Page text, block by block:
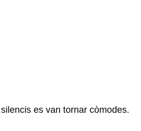
es van tornar còmodes.